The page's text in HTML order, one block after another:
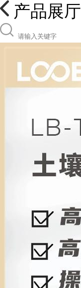
产品展厅